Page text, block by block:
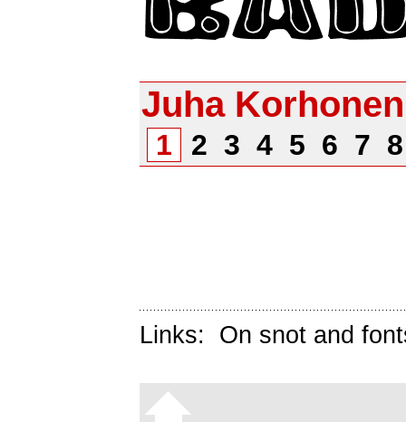
Juha Korhonen
1 2 3 4 5 6 7
Links: On snot and